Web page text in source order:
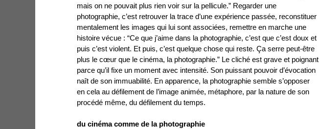
mais on ne pouvait plus rien voir sur la pellicule.” Regarder une
photographie, c’est retrouver la trace d’une expérience passée, reconstituer
mentalement les images qui lui sont associées, remettre en marche une
histoire vécue : “Ce que j’aime dans la photographie, c’est que c’est doux et
puis c’est violent. Et puis, c’est quelque chose qui reste. Ça serre peut-être
plus le cœur que le cinéma, la photographie.” Le cliché est grave et poignant
parce qu’il fixe un moment avec intensité. Son puissant pouvoir d’évocation
naît de son immuabilité. En apparence, la photographie semble s’opposer
en cela au défilement de l’image animée, métaphore, par la nature de son
procédé même, du défilement du temps.
du cinéma comme de la photographie